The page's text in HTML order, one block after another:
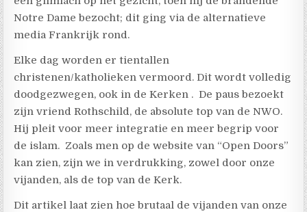
Notre Dame bezocht; dit ging via de alternatieve
media Frankrijk rond.
Elke dag worden er tientallen
christenen/katholieken vermoord. Dit wordt volledig
doodgezwegen, ook in de Kerken . De paus bezoekt
zijn vriend Rothschild, de absolute top van de NWO.
Hij pleit voor meer integratie en meer begrip voor
de islam. Zoals men op de website van “Open Doors”
kan zien, zijn we in verdrukking, zowel door onze
vijanden, als de top van de Kerk.
Dit artikel laat zien hoe brutaal de vijanden van onze